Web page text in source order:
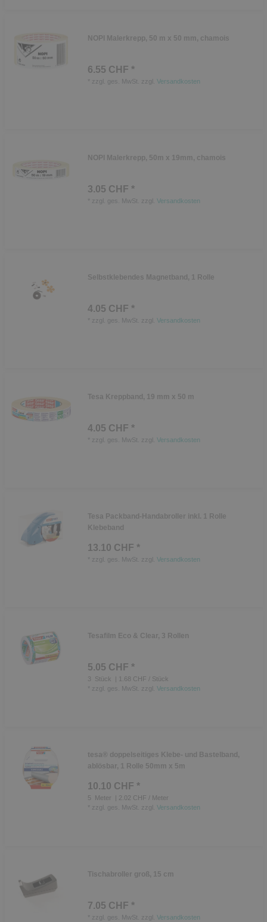
NOPI Malerkrepp, 50 m x 50 mm, chamois
6.55 CHF *
zzgl. ges. MwSt. zzgl. Versandkosten
NOPI Malerkrepp, 50m x 19mm, chamois
3.05 CHF *
zzgl. ges. MwSt. zzgl. Versandkosten
Selbstklebendes Magnetband, 1 Rolle
4.05 CHF *
zzgl. ges. MwSt. zzgl. Versandkosten
Tesa Kreppband, 19 mm x 50 m
4.05 CHF *
zzgl. ges. MwSt. zzgl. Versandkosten
Tesa Packband-Handabroller inkl. 1 Rolle
Klebeband
13.10 CHF *
zzgl. ges. MwSt. zzgl. Versandkosten
Tesafilm Eco & Clear, 3 Rollen
5.05 CHF *
3 Stück
| 1.68 CHF / Stück
zzgl. ges. MwSt. zzgl. Versandkosten
tesa® doppelseitiges Klebe- und Bastelband,
ablösbar, 1 Rolle 50mm x 5m
10.10 CHF *
5 Meter
| 2.02 CHF / Meter
zzgl. ges. MwSt. zzgl. Versandkosten
Tischabroller groß, 15 cm
7.05 CHF *
zzgl. ges. MwSt. zzgl. Versandkosten